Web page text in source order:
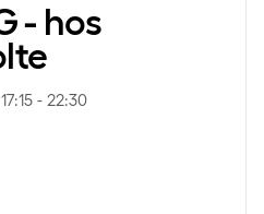
- hos
- 22:30